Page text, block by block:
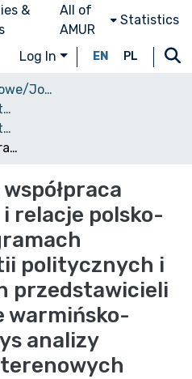
&
All of
AMUR
Statistics
Log In EN PL
Czasopisma naukowe/Journals
Środkowoeuropejskie Studia Polityczne i Medioznawcze
Środkowoeuropejskie Studia Polityczne, 2020 nr 1
Polsko-rosyjska współpraca transgraniczna i relacje polsko-rosyjskie w programach wybranych partii politycznych i deklaracjach ich przedstawicieli w województwie warmińsko-mazurskim. Zarys analizy wyników badań terenowych
relacje polsko-
politycznych i
przedstawicieli
warmińsko-
analizy